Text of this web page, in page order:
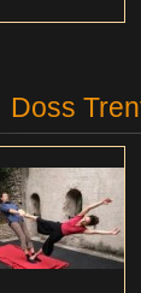
Doss